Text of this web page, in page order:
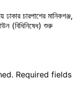
চারপাশের মানিকগঞ্জ,
(বিধিনিষেধ) শুরু
Required fields